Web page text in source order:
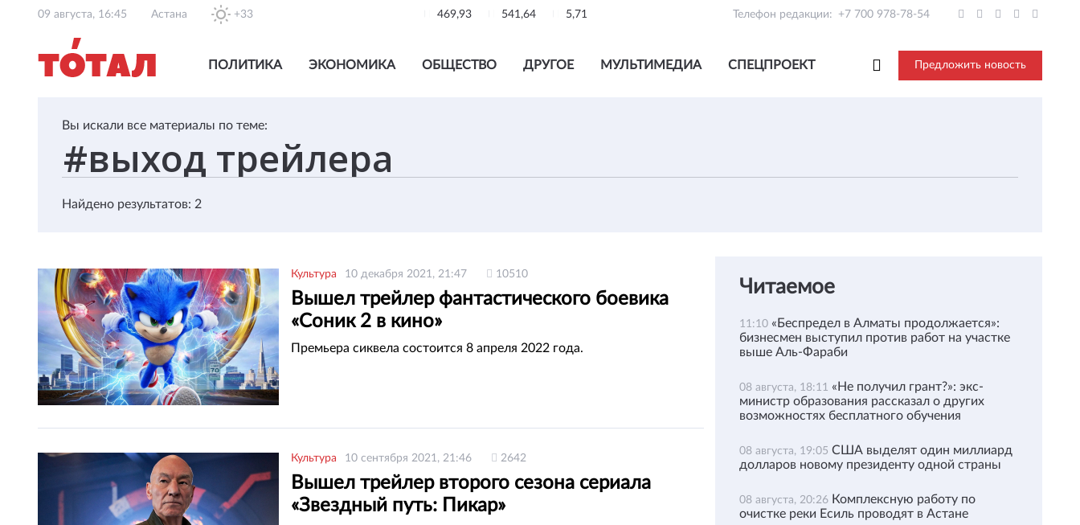
09 августа, 16:45 Астана +33 469,93 541,64 5,71 Телефон редакции: +7 700 978-78-54
ПОЛИТИКА ЭКОНОМИКА ОБЩЕСТВО ДРУГОЕ МУЛЬТИМЕДИА СПЕЦПРОЕКТ Предложить новость
Вы искали все материалы по теме:
Найдено результатов: 2
Культура 10 декабря 2021, 21:47 10510
Вышел трейлер фантастического боевика
«Соник 2 в кино»
Премьера сиквела состоится 8 апреля 2022 года.
Культура 10 сентября 2021, 21:46 2642
Вышел трейлер второго сезона сериала
«Звездный путь: Пикар»
Читаемое
11:10 «Беспредел в Алматы продолжается»:
бизнесмен выступил против работ на участке
выше Аль-Фараби
08 августа, 18:11 «Не получил грант?»: экс-
министр образования рассказал о других
возможностях бесплатного обучения
08 августа, 19:05 США выделят один миллиард
долларов новому президенту одной страны
08 августа, 20:26 Комплексную работу по
очистке реки Есиль проводят в Астане